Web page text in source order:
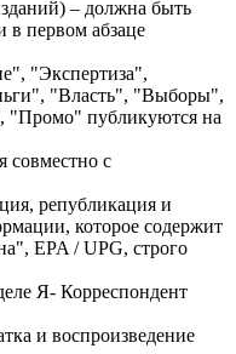
– должна быть
в первом абзаце
"Экспертиза",
"Власть", "Выборы",
"Промо" публикуются на
совместно с
републикация и
которое содержит
EPA / UPG, строго
Я- Корреспондент
и воспроизведение